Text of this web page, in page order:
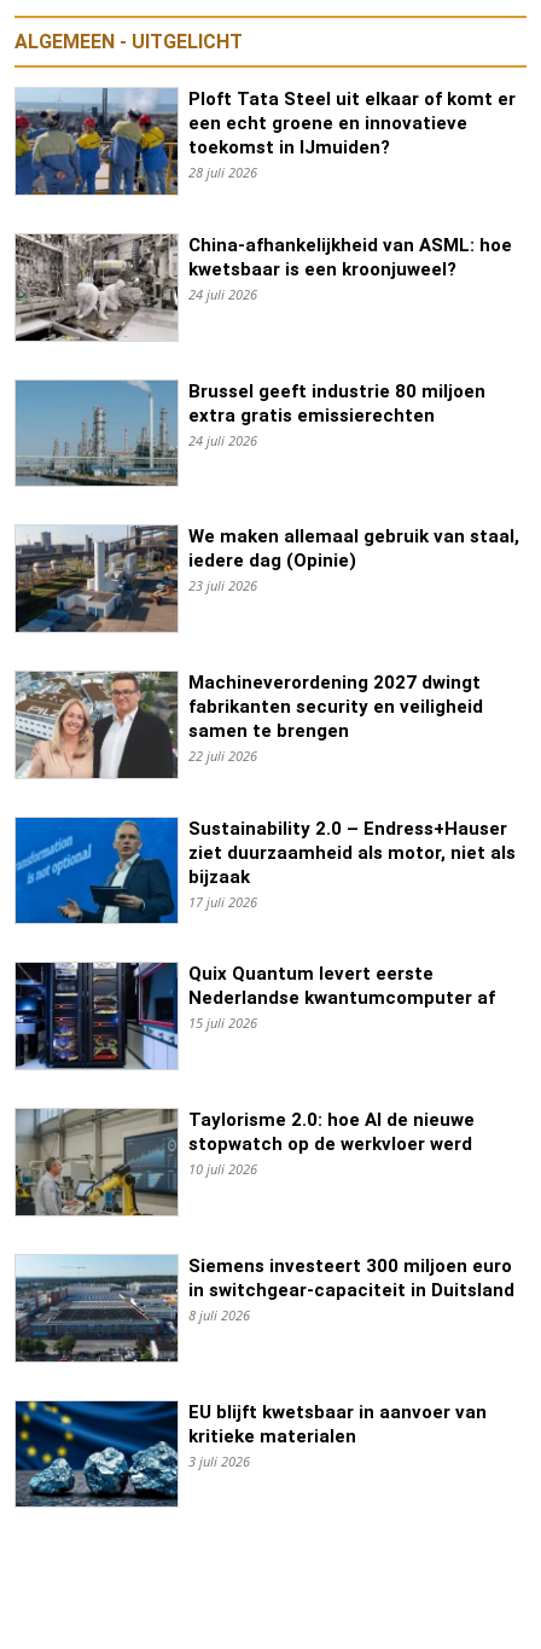
ALGEMEEN - UITGELICHT
Ploft Tata Steel uit elkaar of komt er
een echt groene en innovatieve
toekomst in IJmuiden?
28 juli 2026
China-afhankelijkheid van ASML: hoe
kwetsbaar is een kroonjuweel?
24 juli 2026
Brussel geeft industrie 80 miljoen
extra gratis emissierechten
24 juli 2026
We maken allemaal gebruik van staal,
iedere dag (Opinie)
23 juli 2026
Machineverordening 2027 dwingt
fabrikanten security en veiligheid
samen te brengen
22 juli 2026
Sustainability 2.0 – Endress+Hauser
ziet duurzaamheid als motor, niet als
bijzaak
17 juli 2026
Quix Quantum levert eerste
Nederlandse kwantumcomputer af
15 juli 2026
Taylorisme 2.0: hoe AI de nieuwe
stopwatch op de werkvloer werd
10 juli 2026
Siemens investeert 300 miljoen euro
in switchgear-capaciteit in Duitsland
8 juli 2026
EU blijft kwetsbaar in aanvoer van
kritieke materialen
3 juli 2026